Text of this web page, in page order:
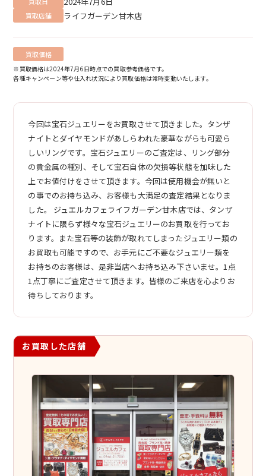
買取店舗 ライフガーデン甘木店
買取価格
※買取価格は2024年7月6日時点での買取参考価格です。
各種キャンペーン等や仕入れ状況により買取価格は常時変動いたします。
今回は宝石ジュエリーをお買取させて頂きました。タンザ
ナイトとダイヤモンドがあしらわれた豪華ながらも可愛ら
しいリングです。宝石ジュエリーのご査定は、リング部分
の貴金属の種別、そして宝石自体の欠損等状態を加味した
上でお値付けをさせて頂きます。今回は使用機会が無いと
の事でのお持ち込み、お客様も大満足の査定結果となりま
した。 ジュエルカフェライフガーデン甘木店では、タンザ
ナイトに限らず様々な宝石ジュエリーのお買取を行ってお
ります。また宝石等の装飾が取れてしまったジュエリー類の
お買取も可能ですので、お手元にご不要なジュエリー類を
お持ちのお客様は、是非当店へお持ち込み下さいませ。1点
1点丁寧にご査定させて頂きます。皆様のご来店を心よりお
待ちしております。
お買取した店舗